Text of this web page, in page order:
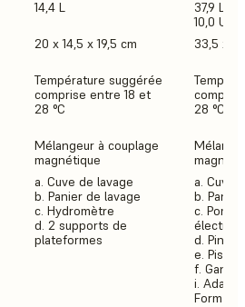
14,4 L
37,9 L
10,0 US
20 x 14,5 x 19,5 cm 33,5 x
Température suggérée
comprise entre 18 et
28 °C
28 °C
Mélangeur à couplage
magnétique
a. Cuve de lavage
b. Panier de lavage
c. Hydromètre
d. 2 supports de
plateformes
a. Cuve
b.
c.
d. Pince
e.
f. Gants
i.
Form 3